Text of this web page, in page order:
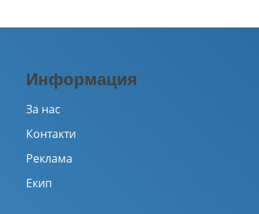
Информация
За нас
Контакти
Реклама
Екип